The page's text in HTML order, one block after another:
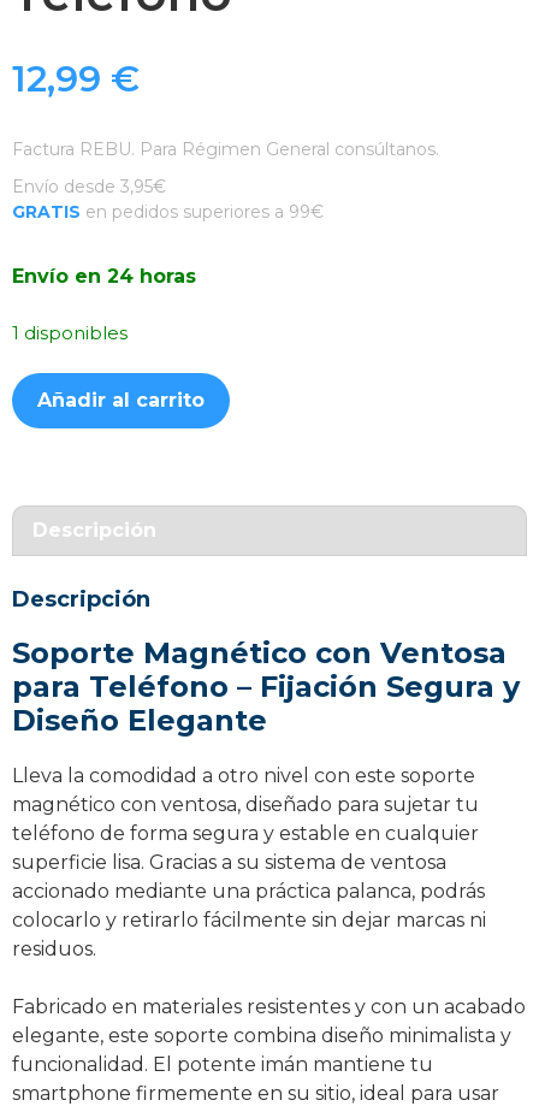
12,99 €
Factura REBU. Para Régimen General consúltanos.
Envío desde 3,95€
GRATIS en pedidos superiores a 99€
Envío en 24 horas
1 disponibles
Soporte
Magnético
para
Teléfono
cantidad
Añadir al carrito
Descripción
Descripción
Soporte Magnético con Ventosa
para Teléfono – Fijación Segura y
Diseño Elegante
Lleva la comodidad a otro nivel con este soporte
magnético con ventosa, diseñado para sujetar tu
teléfono de forma segura y estable en cualquier
superficie lisa. Gracias a su sistema de ventosa
accionado mediante una práctica palanca, podrás
colocarlo y retirarlo fácilmente sin dejar marcas ni
residuos.
Fabricado en materiales resistentes y con un acabado
elegante, este soporte combina diseño minimalista y
funcionalidad. El potente imán mantiene tu
smartphone firmemente en su sitio, ideal para usar